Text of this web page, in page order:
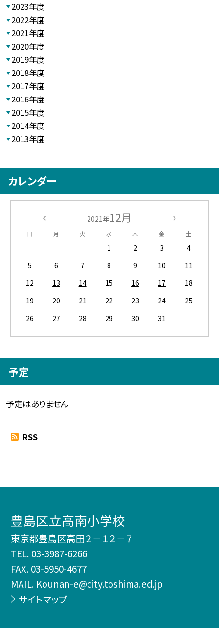
2023年度
2022年度
2021年度
2020年度
2019年度
2018年度
2017年度
2016年度
2015年度
2014年度
2013年度
カレンダー
2021年12月
日 月 火 水 木 金 土
1 2 3
4
5
6 7 8 9 10
11
12
13 14 15 16 17
18
19
20 21 22 23 24
25
26
27 28 29 30 31
予定
予定はありません
RSS
豊島区立高南小学校
東京都豊島区高田２－１２－７
TEL. 03-3987-6266
FAX. 03-5950-4677
MAIL. Kounan-e@city.toshima.ed.jp
サイトマップ